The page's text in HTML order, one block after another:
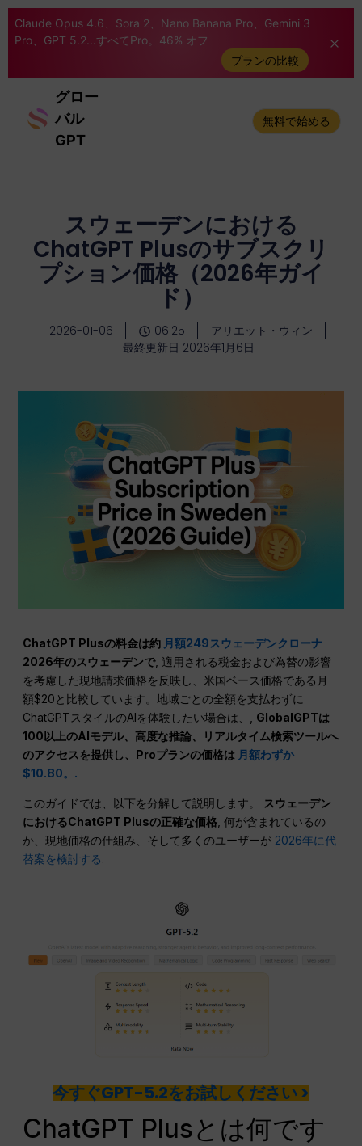
Claude Opus 4.6、Sora 2、Nano Banana Pro、Gemini 3
Pro、GPT 5.2...すべてPro。46% オフ
プランの比較
グロー
バル
GPT
無料で始める
スウェーデンにおける
ChatGPT Plusのサブスクリ
プション価格（2026年ガイ
ド）
2026-01-06 06:25
アリエット・ウィン
最終更新日 2026年1月6日
ChatGPT Plusの料金は約 月額249スウェーデンクローナ
2026年のスウェーデンで, 適用される税金および為替の影響
を考慮した現地請求価格を反映し、米国ベース価格である月
額$20と比較しています。地域ごとの全額を支払わずに
ChatGPTスタイルのAIを体験したい場合は、, GlobalGPTは
100以上のAIモデル、高度な推論、リアルタイム検索ツールへ
のアクセスを提供し、Proプランの価格は 月額わずか
$10.80。.
このガイドでは、以下を分解して説明します。 スウェーデン
におけるChatGPT Plusの正確な価格 , 何が含まれているの
か、現地価格の仕組み、そして多くのユーザーが 2026年に代
替案を検討する.
今すぐGPT-5.2をお試しください >
ChatGPT Plusとは何です